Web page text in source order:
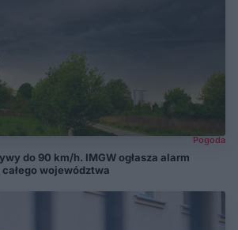
Pogoda
do 90 km/h. IMGW ogłasza alarm
województwa